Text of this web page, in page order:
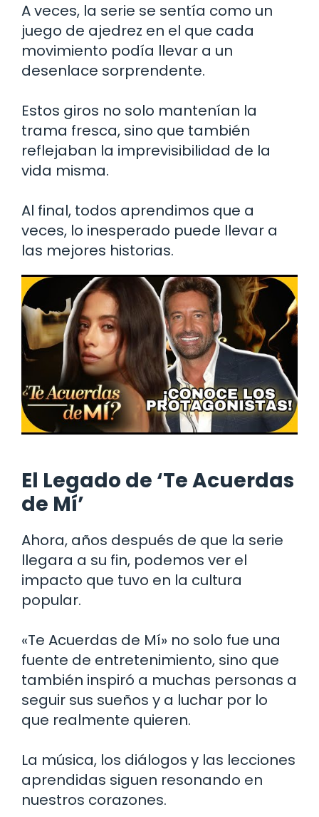
A veces, la serie se sentía como un
juego de ajedrez en el que cada
movimiento podía llevar a un
desenlace sorprendente.
Estos giros no solo mantenían la
trama fresca, sino que también
reflejaban la imprevisibilidad de la
vida misma.
Al final, todos aprendimos que a
veces, lo inesperado puede llevar a
las mejores historias.
El Legado de ‘Te Acuerdas
de Mí’
Ahora, años después de que la serie
llegara a su fin, podemos ver el
impacto que tuvo en la cultura
popular.
«Te Acuerdas de Mí» no solo fue una
fuente de entretenimiento, sino que
también inspiró a muchas personas a
seguir sus sueños y a luchar por lo
que realmente quieren.
La música, los diálogos y las lecciones
aprendidas siguen resonando en
nuestros corazones.